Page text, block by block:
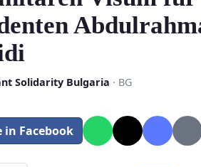
Solidarity Bulgaria · BG
in Facebook